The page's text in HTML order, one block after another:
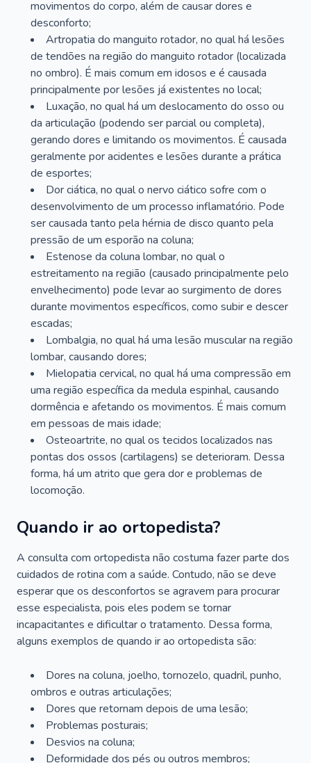
movimentos do corpo, além de causar dores e
desconforto;
Artropatia do manguito rotador, no qual há lesões
de tendões na região do manguito rotador (localizada
no ombro). É mais comum em idosos e é causada
principalmente por lesões já existentes no local;
Luxação, no qual há um deslocamento do osso ou
da articulação (podendo ser parcial ou completa),
gerando dores e limitando os movimentos. É causada
geralmente por acidentes e lesões durante a prática
de esportes;
Dor ciática, no qual o nervo ciático sofre com o
desenvolvimento de um processo inflamatório. Pode
ser causada tanto pela hérnia de disco quanto pela
pressão de um esporão na coluna;
Estenose da coluna lombar, no qual o
estreitamento na região (causado principalmente pelo
envelhecimento) pode levar ao surgimento de dores
durante movimentos específicos, como subir e descer
escadas;
Lombalgia, no qual há uma lesão muscular na região
lombar, causando dores;
Mielopatia cervical, no qual há uma compressão em
uma região específica da medula espinhal, causando
dormência e afetando os movimentos. É mais comum
em pessoas de mais idade;
Osteoartrite, no qual os tecidos localizados nas
pontas dos ossos (cartilagens) se deterioram. Dessa
forma, há um atrito que gera dor e problemas de
locomoção.
Quando ir ao ortopedista?
A consulta com ortopedista não costuma fazer parte dos
cuidados de rotina com a saúde. Contudo, não se deve
esperar que os desconfortos se agravem para procurar
esse especialista, pois eles podem se tornar
incapacitantes e dificultar o tratamento. Dessa forma,
alguns exemplos de quando ir ao ortopedista são:
Dores na coluna, joelho, tornozelo, quadril, punho,
ombros e outras articulações;
Dores que retornam depois de uma lesão;
Problemas posturais;
Desvios na coluna;
Deformidade dos pés ou outros membros;